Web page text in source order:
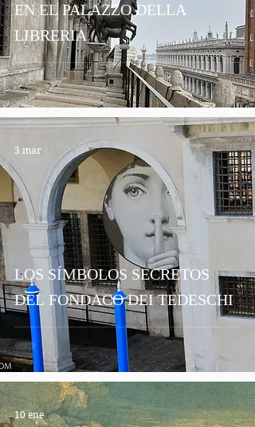
EN EL PALAZZO DELLA
LIBRERIA
LOS SÍMBOLOS SECRETOS
DEL FONDACO DEI TEDESCHI
3 mar
10 ene